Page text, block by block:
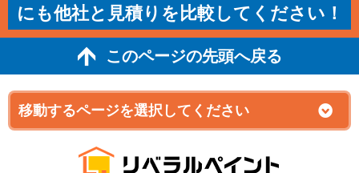
にも他社と見積りを比較してください！
このページの先頭へ戻る